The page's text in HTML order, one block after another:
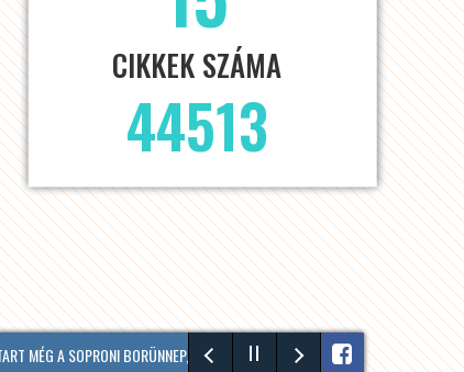
CIKKEK SZÁMA
44513
HÍRADÓ – 2026.08.05. – SZERDA – SOPRON TV HÍRADÓ –
A SOPRONI BORÜNNEP, 20 ÓRAKOR A HOOLIGANS ZENÉL MAJD 🎤🎸🎶